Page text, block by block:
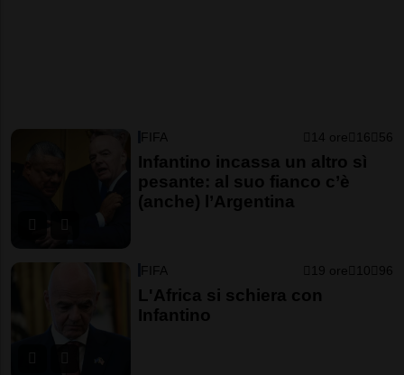
FIFA 14 ore 16 56
Infantino incassa un altro sì
pesante: al suo fianco c’è
(anche) l’Argentina
FIFA 19 ore 10 96
L'Africa si schiera con
Infantino